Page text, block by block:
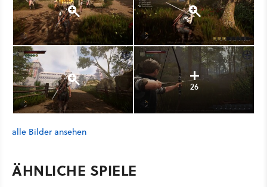
26
alle Bilder ansehen
ÄHNLICHE SPIELE